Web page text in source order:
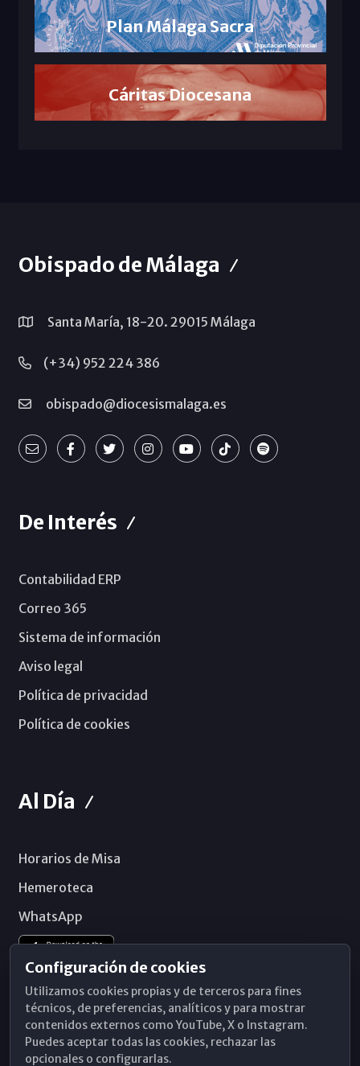
Plan Málaga Sacra
Cáritas Diocesana
Obispado de Málaga
Santa María, 18-20. 29015 Málaga
(+34) 952 224 386
obispado@diocesismalaga.es
De Interés
Contabilidad ERP
Correo 365
Sistema de información
Aviso legal
Política de privacidad
Política de cookies
Al Día
Horarios de Misa
Hemeroteca
WhatsApp
Configuración de cookies
Utilizamos cookies propias y de terceros para fines
técnicos, de preferencias, analíticos y para mostrar
contenidos externos como YouTube, X o Instagram.
Puedes aceptar todas las cookies, rechazar las
opcionales o configurarlas.